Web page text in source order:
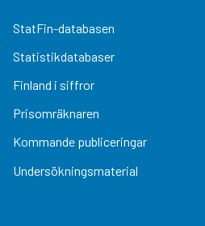
StatFin-databasen
Statistikdatabaser
Finland i siffror
Prisomräknaren
Kommande publiceringar
Undersökningsmaterial